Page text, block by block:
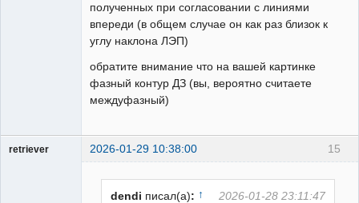
полученных при согласовании с линиями
впереди (в общем случае он как раз близок к
углу наклона ЛЭП)
обратите внимание что на вашей картинке
фазный контур ДЗ (вы, вероятно считаете
междуфазный)
15
retriever 2026-01-29 10:38:00
dendi писал(а): ↑
2026-01-28 23:11:47